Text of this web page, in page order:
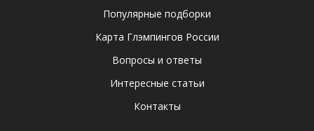
Популярные подборки
Карта Глэмпингов России
Вопросы и ответы
Интересные статьи
Контакты